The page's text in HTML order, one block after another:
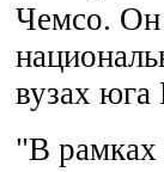
Чемсо. Он
вузах юга
"В рамках